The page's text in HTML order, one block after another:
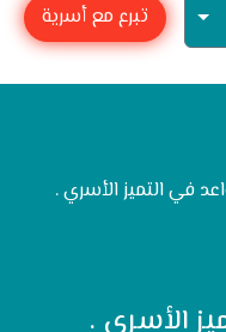
تبرع مع أسرية
في التميز الأسري .
الأسري .